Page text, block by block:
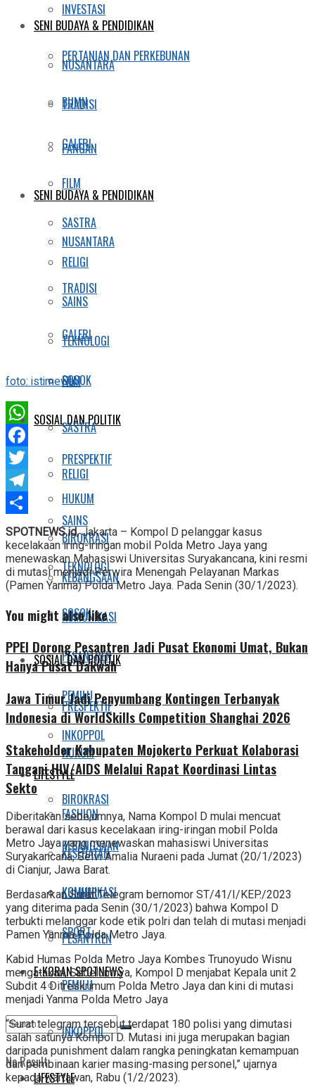
SENI BUDAYA & PENDIDIKAN
NUSANTARA
TRADISI
GALERI
FILM
SASTRA
RELIGI
SAINS
TEKNOLOGI
SOSOK
SOSIAL DAN POLITIK
PRESPEKTIF
HUKUM
BIROKRASI
KEBANGSAAN
KOMUNIKASI
PESANTREN
PEMILU
INKOPPOL
LIFESTYLE
FASHION
KESEHATAN
KULINER
SPORT
E-KORAN SPOTNEWS
No Result
INVESTASI
PERTANIAN DAN PERKEBUNAN
BUMN
PANGAN
SENI BUDAYA & PENDIDIKAN
NUSANTARA
TRADISI
GALERI
FILM
SASTRA
RELIGI
SAINS
TEKNOLOGI
SOSOK
SOSIAL DAN POLITIK
PRESPEKTIF
HUKUM
BIROKRASI
KEBANGSAAN
KOMUNIKASI
PESANTREN
PEMILU
INKOPPOL
LIFESTYLE
foto: istimewa
WhatsApp
Facebook
Twitter
Telegram
Share
SPOTNEWS.id,Jakarta – Kompol D pelanggar kasus
kecelakaan iring-iringan mobil Polda Metro Jaya yang
menewaskan Mahasiswi Universitas Suryakancana, kini resmi
di mutasi menjadi Perwira Menengah Pelayanan Markas
(Pamen Yanma) Polda Metro Jaya. Pada Senin (30/1/2023).
You might also like
PPEI Dorong Pesantren Jadi Pusat Ekonomi Umat, Bukan
Hanya Pusat Dakwah
Jawa Timur Jadi Penyumbang Kontingen Terbanyak
Indonesia di WorldSkills Competition Shanghai 2026
Stakeholder Kabupaten Mojokerto Perkuat Kolaborasi
Tangani HIV/AIDS Melalui Rapat Koordinasi Lintas
Sekto
Diberitakan sebe,umnya, Nama Kompol D mulai mencuat
berawal dari kasus kecelakaan iring-iringan mobil Polda
Metro Jaya yang menewaskan mahasiswi Universitas
Suryakancana, Selvi Amalia Nuraeni pada Jumat (20/1/2023)
di Cianjur, Jawa Barat.
Berdasarkan Surat Telegram bernomor ST/41/I/KEP./2023
yang diterima pada Senin (30/1/2023) bahwa Kompol D
terbukti melanggar kode etik polri dan telah di mutasi menjadi
Pamen Yanma Polda Metro Jaya.
Kabid Humas Polda Metro Jaya Kombes Trunoyudo Wisnu
mengatakan, Sebelumnya, Kompol D menjabat Kepala unit 2
Subdit 4 Ditreskrimum Polda Metro Jaya dan kini di mutasi
menjadi Yanma Polda Metro Jaya
“Surat telegram tersebut terdapat 180 polisi yang dimutasi
salah satunya Kompol D. Mutasi ini juga merupakan bagian
daripada punishment dalam rangka peningkatan kemampuan
dan pembinaan karier masing-masing personel,” ujarnya
kepada wartawan, Rabu (1/2/2023).